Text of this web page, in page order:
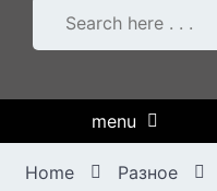
menu
Home
Разное